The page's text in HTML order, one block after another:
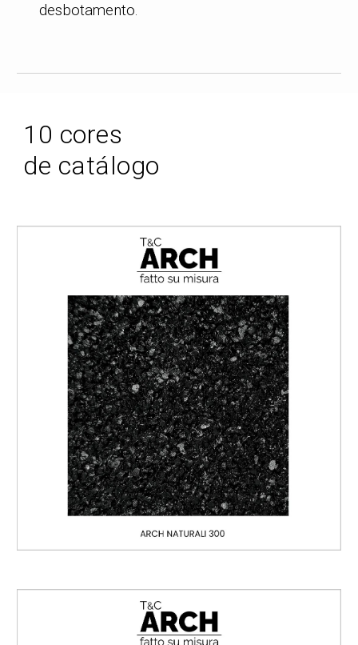
desbotamento.
1 0 cores
de catálogo